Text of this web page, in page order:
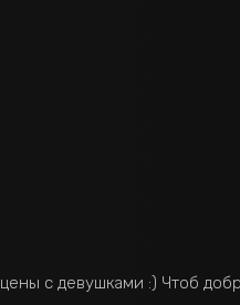
с девушками :) Чтоб